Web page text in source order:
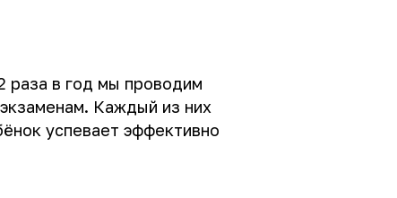
раза в год мы проводим
Каждый из них
успевает эффективно